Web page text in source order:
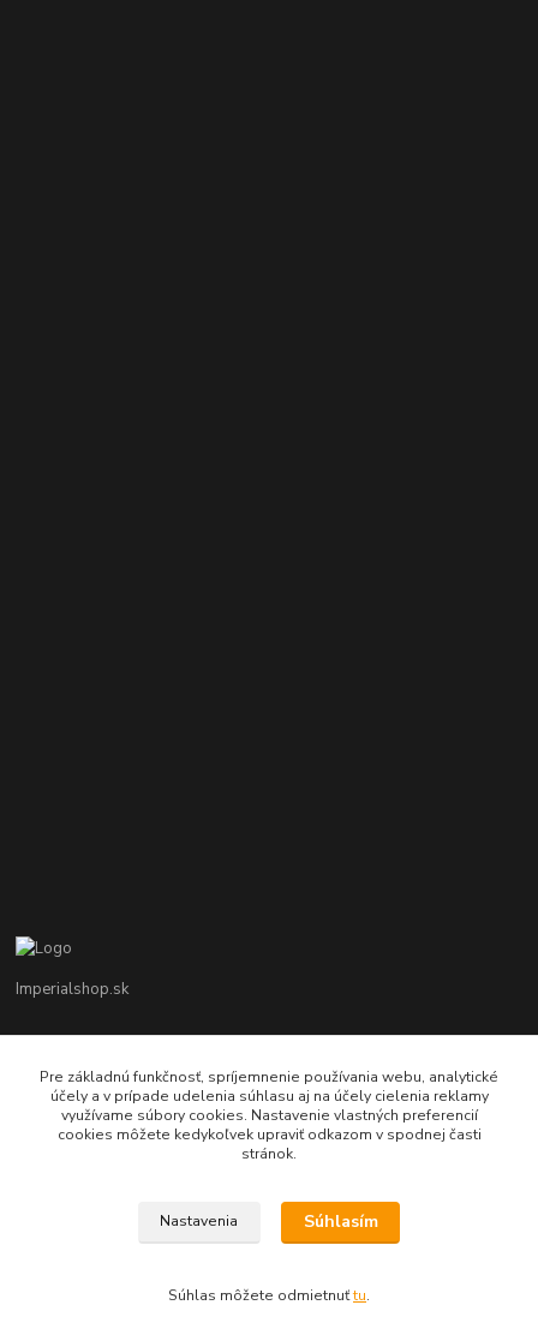
Imperialshop.sk
Pon-Pia 7 - 17 ; Sobota 8 - 12
obchod@imperialshop.sk
imperialshop.sk
Pre základnú funkčnosť, spríjemnenie používania webu, analytické
účely a v prípade udelenia súhlasu aj na účely cielenia reklamy
využívame súbory cookies. Nastavenie vlastných preferencií
cookies môžete kedykoľvek upraviť odkazom v spodnej časti
stránok.
Nastavenia Súhlasím
Súhlas môžete odmietnuťtu.